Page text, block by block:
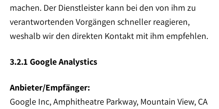
machen. Der Dienstleister kann bei den von ihm zu
verantwortenden Vorgängen schneller reagieren,
weshalb wir den direkten Kontakt mit ihm empfehlen.
3.2.1 Google Analystics
Anbieter/Empfänger:
Google Inc, Amphitheatre Parkway, Mountain View, CA